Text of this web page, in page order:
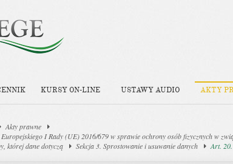
KURSY ON-LINE USTAWY AUDIO AKTY
Akty prawne
I Rady (UE) 2016/679 w sprawie ochrony osób fizycznych w
której dane dotyczą
Sekcja 3. Sprostowanie i usuwanie danych Art.